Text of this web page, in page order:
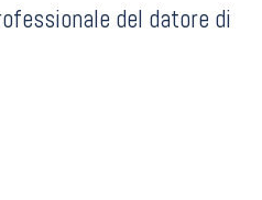
del datore di